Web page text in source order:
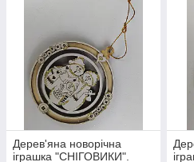
Дерев'яна новорічна
іграшка "СНІГОВИКИ".